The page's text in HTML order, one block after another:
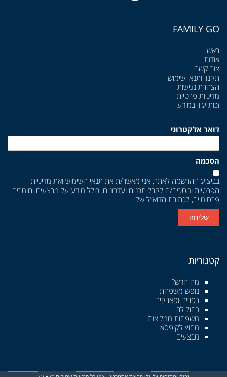
FAMILY GO
ראשי
אודות
צור קשר
תקנון ותנאי שימוש
הצהרת נגישות
מדיניות פרטיות
זכות עיון במידע
דואר אלקטרוני
הסכמה
בביצוע ההרשמה לאתר, אני מאשר/ת את תנאי השימוש ואת מדיניות
הפרטיות ומסכים/ה לקבל תכנים ועדכונים, כולל מידע על מבצעים וחומרים
פרסומיים, לכתובת הדוא״ל שלי.
שליחה
קטגוריות
מה חדש?
נופש משפחתי
כפרים ופארקים
כחול לבן
משפחות ממליצות
מחוץ לקופסא
מבצעים